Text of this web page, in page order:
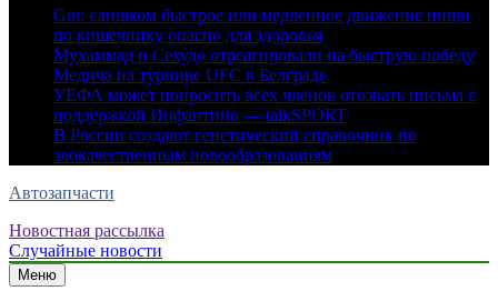
Gut: слишком быстрое или медленное движение пищи
по кишечнику опасно для здоровья
Мухаммад и Сехудо отреагировали на быструю победу
Медича на турнире UFC в Белграде
УЕФА может попросить всех членов отозвать письма с
поддержкой Инфантино — talkSPORT
В России создают генетический справочник по
злокачественным новообразованиям
Автозапчасти
Новостная рассылка
Случайные новости
Меню